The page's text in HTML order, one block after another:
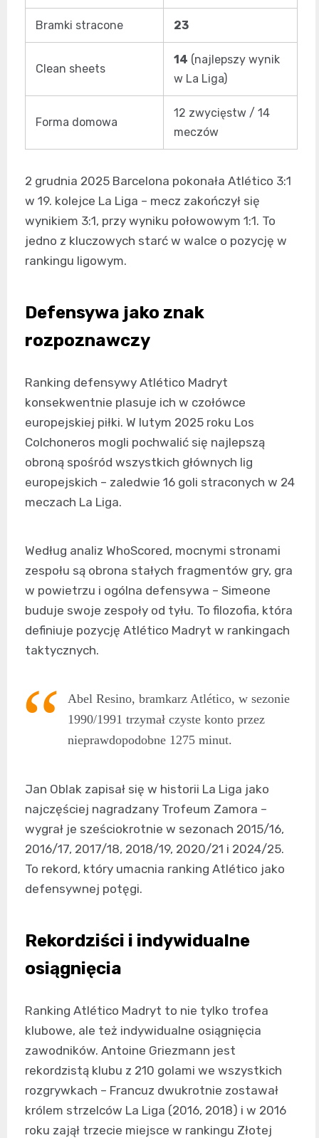
Bramki stracone 23
Clean sheets
14 (najlepszy wynik
w La Liga)
Forma domowa
12 zwycięstw / 14
meczów
2 grudnia 2025 Barcelona pokonała Atlético 3:1
w 19. kolejce La Liga – mecz zakończył się
wynikiem 3:1, przy wyniku połowowym 1:1. To
jedno z kluczowych starć w walce o pozycję w
rankingu ligowym.
Defensywa jako znak
rozpoznawczy
Ranking defensywy Atlético Madryt
konsekwentnie plasuje ich w czołówce
europejskiej piłki. W lutym 2025 roku Los
Colchoneros mogli pochwalić się najlepszą
obroną spośród wszystkich głównych lig
europejskich – zaledwie 16 goli straconych w 24
meczach La Liga.
Według analiz WhoScored, mocnymi stronami
zespołu są obrona stałych fragmentów gry, gra
w powietrzu i ogólna defensywa – Simeone
buduje swoje zespoły od tyłu. To filozofia, która
definiuje pozycję Atlético Madryt w rankingach
taktycznych.
Abel Resino, bramkarz Atlético, w sezonie
1990/1991 trzymał czyste konto przez
nieprawdopodobne 1275 minut.
Jan Oblak zapisał się w historii La Liga jako
najczęściej nagradzany Trofeum Zamora –
wygrał je sześciokrotnie w sezonach 2015/16,
2016/17, 2017/18, 2018/19, 2020/21 i 2024/25.
To rekord, który umacnia ranking Atlético jako
defensywnej potęgi.
Rekordziści i indywidualne
osiągnięcia
Ranking Atlético Madryt to nie tylko trofea
klubowe, ale też indywidualne osiągnięcia
zawodników. Antoine Griezmann jest
rekordzistą klubu z 210 golami we wszystkich
rozgrywkach – Francuz dwukrotnie zostawał
królem strzelców La Liga (2016, 2018) i w 2016
roku zajął trzecie miejsce w rankingu Złotej